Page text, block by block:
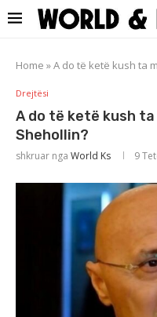
Home »A do të ketë kush ta
Drejtësi
A do të ketë kush
Shehollin?
shkruar nga World Ks 9